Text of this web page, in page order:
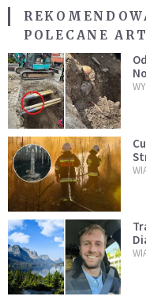
POLECANE